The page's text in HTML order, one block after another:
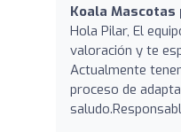
Koala Mascotas
Hola Pilar, El
valoración y te
Actualmente
proceso de